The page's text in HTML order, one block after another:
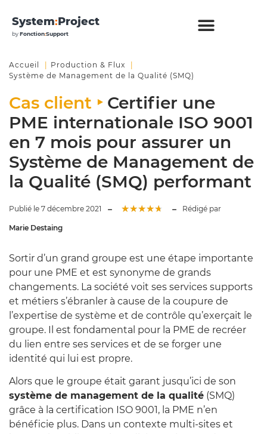
System:Project
byFonction:Support
Accueil
Production & Flux
Système de Management de la Qualité (SMQ)
Cas client ‣ Certifier une
PME internationale ISO 9001
en 7 mois pour assurer un
Système de Management de
la Qualité (SMQ) performant
Publié le 7 décembre 2021 ★★★★★ Rédigé par
Marie Destaing
Sortir d’un grand groupe est une étape importante
pour une PME et est synonyme de grands
changements. La société voit ses services supports
et métiers s’ébranler à cause de la coupure de
l’expertise de système et de contrôle qu’exerçait le
groupe. Il est fondamental pour la PME de recréer
du lien entre ses services et de se forger une
identité qui lui est propre.
Alors que le groupe était garant jusqu’ici de son
système de management de la qualité (SMQ)
grâce à la certification ISO 9001, la PME n’en
bénéficie plus. Dans un contexte multi-sites et